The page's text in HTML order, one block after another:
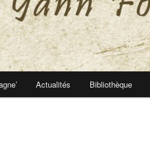
Actualités Bibliothèque